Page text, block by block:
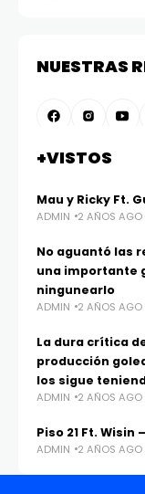
NUESTRAS
+VISTOS
Mau y Ricky Ft.
ADMIN 2 AÑOS AGO
No aguantó las
una importante
ningunearlo
ADMIN 2 AÑOS AGO
La dura crítica
producción
los sigue
ADMIN 2 AÑOS AGO
Piso 21 Ft. Wisin
ADMIN 2 AÑOS AGO